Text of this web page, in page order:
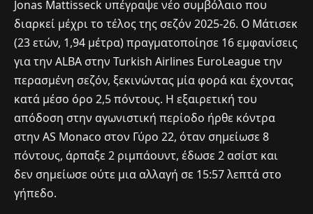
Jonas Mattisseck υπέγραψε νέο συμβόλαιο που
διαρκεί μέχρι το τέλος της σεζόν 2025-26. Ο Μάτισεκ
(23 ετών, 1,94 μέτρα) πραγματοποίησε 16 εμφανίσεις
για την ALBA στην Turkish Airlines EuroLeague την
περασμένη σεζόν, ξεκινώντας μία φορά και έχοντας
κατά μέσο όρο 2,5 πόντους. Η εξαιρετική του
απόδοση στην αγωνιστική περίοδο ήρθε κόντρα
στην AS Monaco στον Γύρο 22, όταν σημείωσε 8
πόντους, άρπαξε 2 ριμπάουντ, έδωσε 2 ασίστ και
δεν σημείωσε ούτε μια αλλαγή σε 15:57 λεπτά στο
γήπεδο.